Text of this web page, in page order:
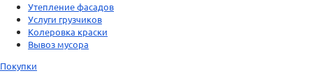
Утепление фасадов
Услуги грузчиков
Колеровка краски
Вывоз мусора
Покупки